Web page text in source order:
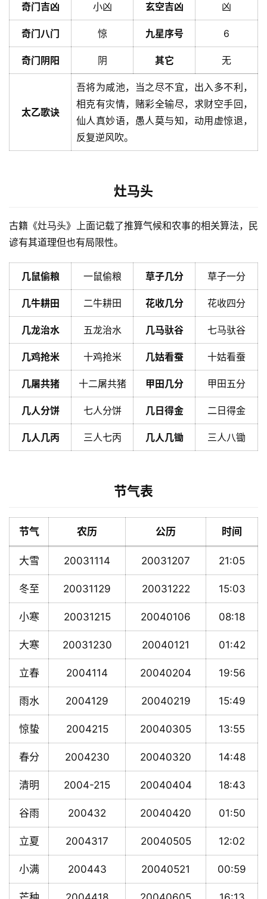
奇门吉凶 小凶 玄空吉凶 凶
奇门八门 惊 九星序号 6
奇门阴阳 阴 其它 无
太乙歌诀
吾将为咸池，当之尽不宜，出入多不利，
相克有灾情，赌彩全输尽，求财空手回，
仙人真妙语，愚人莫与知，动用虚惊退，
反复逆风吹。
灶马头
古籍《灶马头》上面记载了推算气候和农事的相关算法，民
谚有其道理但也有局限性。
几鼠偷粮 一鼠偷粮 草子几分 草子一分
几牛耕田 二牛耕田 花收几分 花收四分
几龙治水 五龙治水 几马驮谷 七马驮谷
几鸡抢米 十鸡抢米 几姑看蚕 十姑看蚕
几屠共猪 十二屠共猪 甲田几分 甲田五分
几人分饼 七人分饼 几日得金 二日得金
几人几丙 三人七丙 几人几锄 三人八锄
节气表
节气 农历 公历 时间
大雪 20031114 20031207 21:05
冬至 20031129 20031222 15:03
小寒 20031215 20040106 08:18
大寒 20031230 20040121 01:42
立春 2004114 20040204 19:56
雨水 2004129 20040219 15:49
惊蛰 2004215 20040305 13:55
春分 2004230 20040320 14:48
清明 2004-215 20040404 18:43
谷雨 200432 20040420 01:50
立夏 2004317 20040505 12:02
小满 200443 20040521 00:59